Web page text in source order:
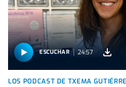
ESCUCHAR 24:57
LOS PODCAST DE TXEMA